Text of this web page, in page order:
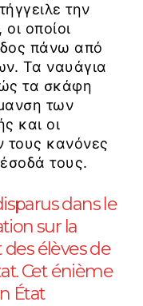
την
οποίοι
πάνω από
Τα ναυάγια
τα σκάφη
των
και οι
τους κανόνες
τους.
dans le
sur la
élèves de
Cet énième
État